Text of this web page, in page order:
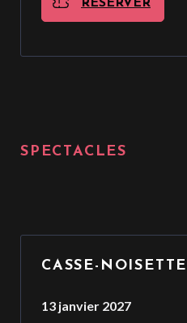
RÉSERVER
SPECTACLES
CASSE-NOISETTE
13 janvier 2027